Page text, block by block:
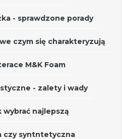
- sprawdzone porady
czym się charakteryzują
M&K Foam
- zalety i wady
wybrać najlepszą
czy syntntetyczna